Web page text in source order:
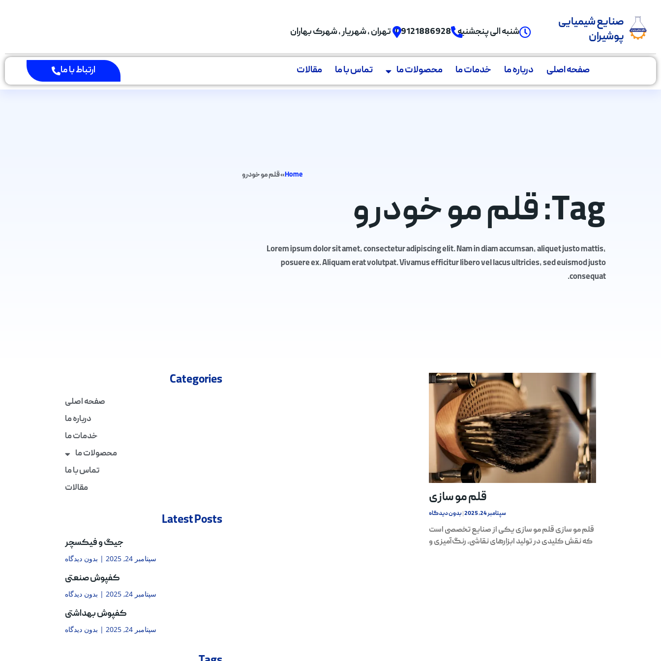
صنایع شیمیایی
پوشیران
شنبه الی پنجشنبه 09121886928 تهران , شهریار , شهرک بهاران
صفحه اصلی درباره ما خدمات ما محصولات ما تماس با ما مقالات ارتباط با ما
Home
»قلم مو خودرو
Tag: قلم مو خودرو
Lorem ipsum dolor sit amet, consectetur adipiscing elit. Nam in diam accumsan, aliquet justo mattis,
posuere ex. Aliquam erat volutpat. Vivamus efficitur libero vel lacus ultricies, sed euismod justo
consequat.
قلم مو سازی
سپتامبر 24, 2025 بدون دیدگاه
قلم مو سازی قلم مو سازی یکی از صنایع تخصصی است
که نقش کلیدی در تولید ابزارهای نقاشی، رنگ‌آمیزی و
Categories
صفحه اصلی
درباره ما
خدمات ما
محصولات ما
تماس با ما
مقالات
Latest Posts
جیگ و فیکسچر
سپتامبر 24, 2025 بدون دیدگاه
کفپوش صنعتی
سپتامبر 24, 2025 بدون دیدگاه
کفپوش بهداشتی
سپتامبر 24, 2025 بدون دیدگاه